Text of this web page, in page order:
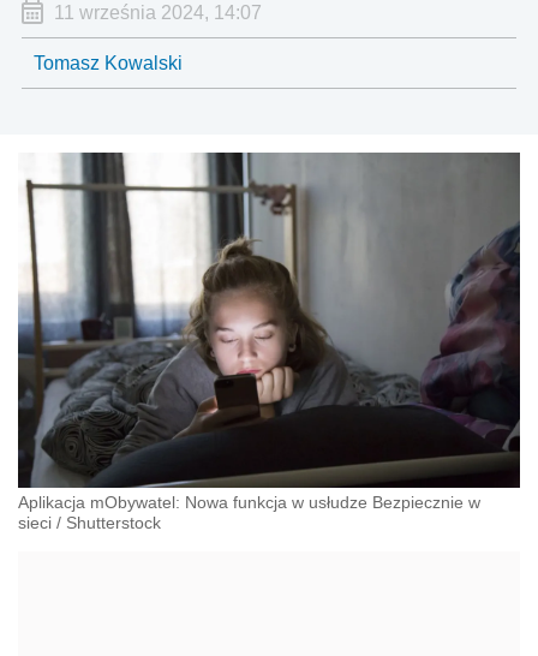
11 września 2024, 14:07
Tomasz Kowalski
Aplikacja mObywatel: Nowa funkcja w usłudze Bezpiecznie w
sieci / Shutterstock